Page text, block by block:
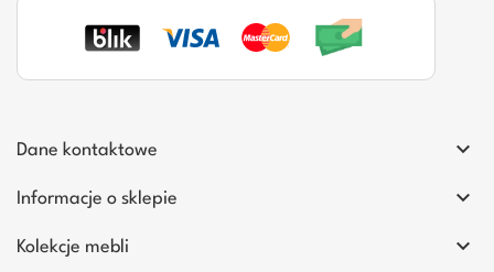
Dane kontaktowe 
Informacje o sklepie 
Kolekcje mebli 